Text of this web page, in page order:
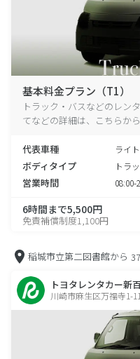
基本料金プラン（T1）
トラック・バスなどのレン
てなどの詳細は、こちらか
代表車種 ライ
ボディタイプ トラ
営業時間 08:00-
6時間まで5,500円
免責補償制度1,100円
稲城市立第二図書館から
トヨタレンタカー新
川崎市麻生区万福寺1-